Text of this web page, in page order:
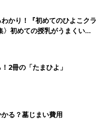
かり！『初めてのひよこクラ
〉初めての授乳がうまくい
基本と夏のトラブル 解決テ
2冊の「たまひよ」
る？墓じまい費用